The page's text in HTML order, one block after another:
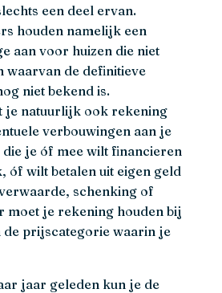
een deel ervan.
houden namelijk een
aan voor huizen die niet
waarvan de definitieve
niet bekend is.
je natuurlijk ook rekening
verbouwingen aan je
je óf mee wilt financieren
óf wilt betalen uit eigen geld
schenking of
moet je rekening houden bij
de prijscategorie waarin je
jaar geleden kun je de